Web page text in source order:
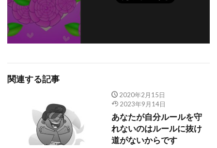
関連する記事
2020年2月15日
2023年9月14日
あなたが自分ルールを守
れないのはルールに抜け
道がないからです